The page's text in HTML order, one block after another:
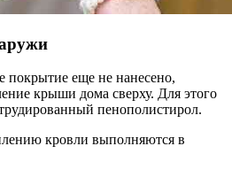
покрытие еще не нанесено,
крыши дома сверху. Для этого
пенополистирол.
кровли выполняются в